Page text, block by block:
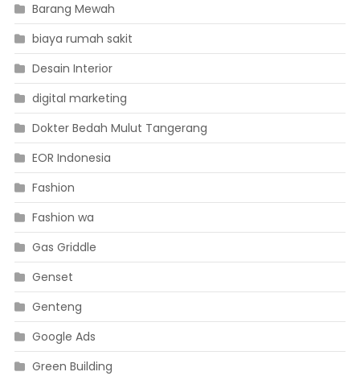
Barang Mewah
biaya rumah sakit
Desain Interior
digital marketing
Dokter Bedah Mulut Tangerang
EOR Indonesia
Fashion
Fashion wa
Gas Griddle
Genset
Genteng
Google Ads
Green Building